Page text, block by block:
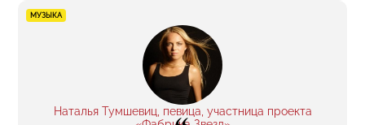
«Маркетинговая политика спортивного
клуба». Ниже вы можете ознакомиться с
отчетом о занятии, которое он провел в
октябре 2007 года.
МУЗЫКА
Наталья Тумшевиц, певица, участница проекта